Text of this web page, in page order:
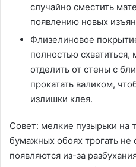
случайно сместить
появлению новых
Флизелиновое
полностью
отделить от стены с
прокатать валиком,
излишки клея.
Совет: мелкие пузырьки на
бумажных обоях трогать не
появляются из-за